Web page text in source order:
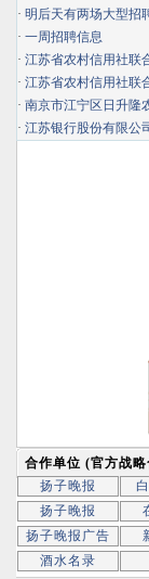
· 明后天有两场大型招
· 一周招聘信息
· 江苏省农村信用社联
· 江苏省农村信用社联
· 南京市江宁区日升隆
· 江苏银行股份有限公
合作单位 (官方战
扬子晚报
扬子晚报
扬子晚报广告
酒水名录